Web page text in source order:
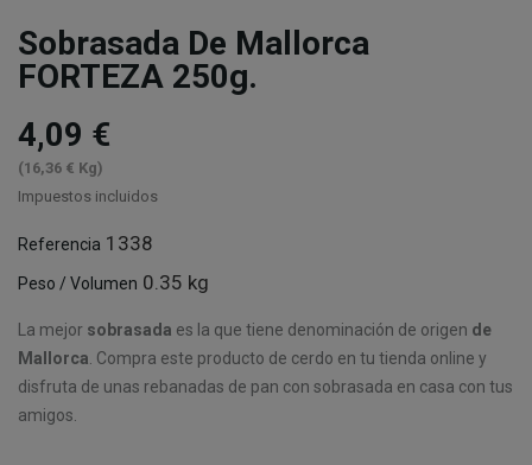
Sobrasada De Mallorca
FORTEZA 250g.
4,09 €
(16,36 € Kg)
Impuestos incluidos
Referencia 1338
Peso / Volumen 0.35 kg
La mejor sobrasada es la que tiene denominación de origen de
Mallorca . Compra este producto de cerdo en tu tienda online y
disfruta de unas rebanadas de pan con sobrasada en casa con tus
amigos.